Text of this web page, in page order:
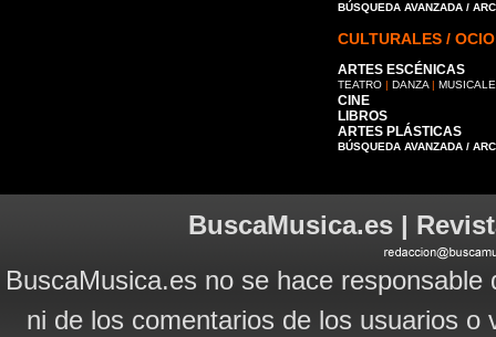
BÚSQUEDA AVANZADA /
CULTURALES / OCIO
ARTES ESCÉNICAS
TEATRO | DANZA |
CINE
LIBROS
ARTES PLÁSTICAS
BÚSQUEDA AVANZADA /
BuscaMusica.es |
BuscaMusica.es no se hace
ni de los comentarios de los usuarios